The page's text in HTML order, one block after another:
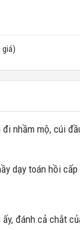
giá)
nhầm mộ, cúi
dạy toán hồi
đánh cả chắt